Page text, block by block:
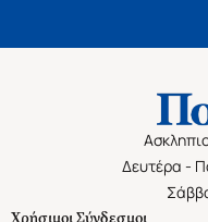
Δευτέρα -